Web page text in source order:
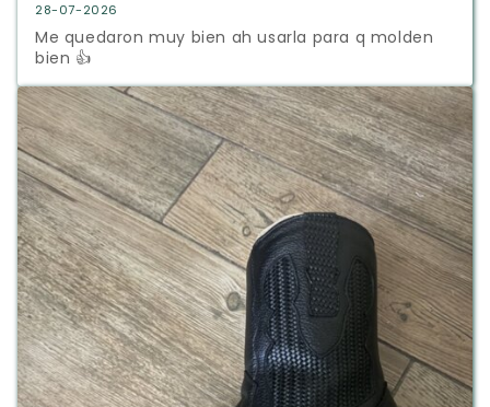
28-07-2026
Me quedaron muy bien ah usarla para q molden
bien 👍